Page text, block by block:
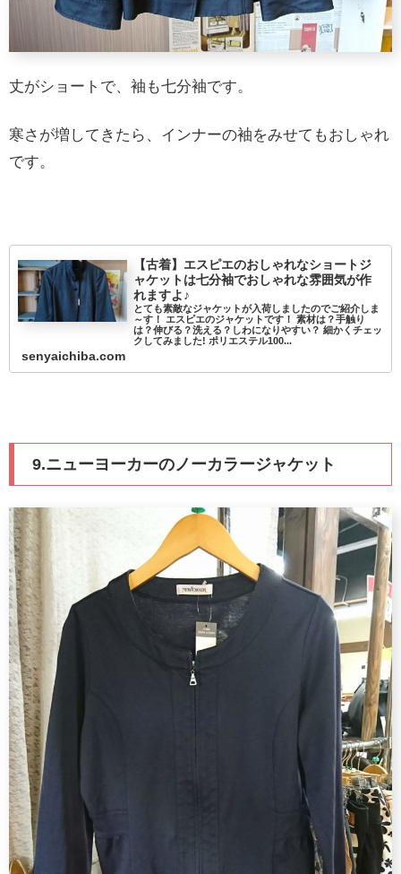
丈がショートで、袖も七分袖です。
寒さが増してきたら、インナーの袖をみせてもおしゃれ
です。
【古着】エスピエのおしゃれなショートジ
ャケットは七分袖でおしゃれな雰囲気が作
れますよ♪
とても素敵なジャケットが入荷しましたのでご紹介しま
～す！ エスピエのジャケットです！ 素材は？手触り
は？伸びる？洗える？しわになりやすい？ 細かくチェッ
クしてみました! ポリエステル100...
senyaichiba.com
9.ニューヨーカーのノーカラージャケット